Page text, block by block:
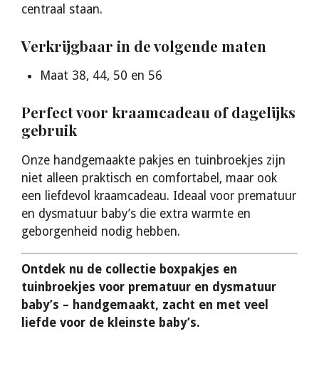
centraal staan.
Verkrijgbaar in de volgende maten
Maat 38, 44, 50 en 56
Perfect voor kraamcadeau of dagelijks
gebruik
Onze handgemaakte pakjes en tuinbroekjes zijn
niet alleen praktisch en comfortabel, maar ook
een liefdevol kraamcadeau. Ideaal voor prematuur
en dysmatuur baby’s die extra warmte en
geborgenheid nodig hebben.
Ontdek nu de collectie boxpakjes en
tuinbroekjes voor prematuur en dysmatuur
baby’s – handgemaakt, zacht en met veel
liefde voor de kleinste baby’s.